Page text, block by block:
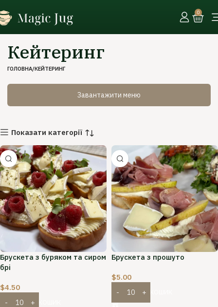
0
Кейтеринг
ГОЛОВНА КЕЙТЕРИНГ
Завантажити меню
Показати категорії
Брускета з буряком та сиром
брі
$4.50
ДОДАТИ В КОШИК
Брускета з прошуто
$5.00
ДОДАТИ В КОШИК